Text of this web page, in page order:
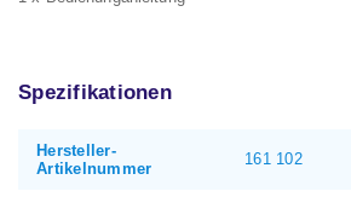
Spezifikationen
Hersteller-
Artikelnummer
161 102